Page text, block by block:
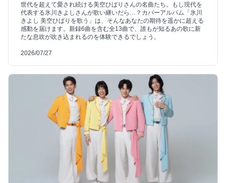
世代を超えて愛され続ける美空ひばりさんの名曲たち。もし現代を
代表する氷川きよしさんが歌い継いだら…？カバーアルバム「氷川
きよし 美空ひばりを歌う」は、そんなあなたの期待を遥かに超える
感動を届けます。新録6曲を含む全13曲で、誰もが知るあの歌に新
たな息吹が吹き込まれるのを体験できるでしょう。
2026/07/27